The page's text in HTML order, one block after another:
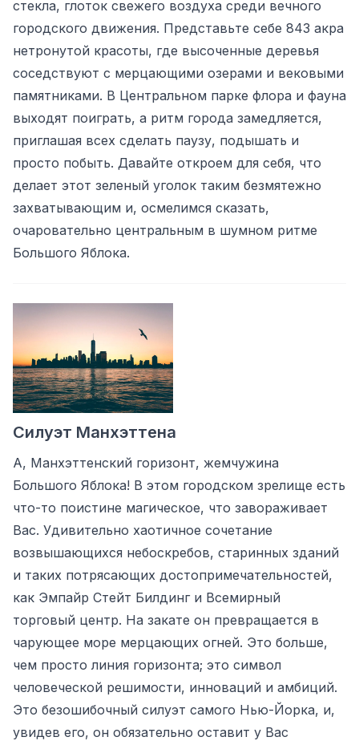
стекла, глоток свежего воздуха среди вечного
городского движения. Представьте себе 843 акра
нетронутой красоты, где высоченные деревья
соседствуют с мерцающими озерами и вековыми
памятниками. В Центральном парке флора и фауна
выходят поиграть, а ритм города замедляется,
приглашая всех сделать паузу, подышать и
просто побыть. Давайте откроем для себя, что
делает этот зеленый уголок таким безмятежно
захватывающим и, осмелимся сказать,
очаровательно центральным в шумном ритме
Большого Яблока.
Силуэт Манхэттена
А, Манхэттенский горизонт, жемчужина
Большого Яблока! В этом городском зрелище есть
что-то поистине магическое, что завораживает
Вас. Удивительно хаотичное сочетание
возвышающихся небоскребов, старинных зданий
и таких потрясающих достопримечательностей,
как Эмпайр Стейт Билдинг и Всемирный
торговый центр. На закате он превращается в
чарующее море мерцающих огней. Это больше,
чем просто линия горизонта; это символ
человеческой решимости, инноваций и амбиций.
Это безошибочный силуэт самого Нью-Йорка, и,
увидев его, он обязательно оставит у Вас